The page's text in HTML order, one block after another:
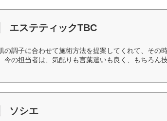
エステティックTBC
の調子に合わせて施術方法を提案してくれて、その
今の担当者は、気配りも言葉遣いも良く、もちろん
ソシエ